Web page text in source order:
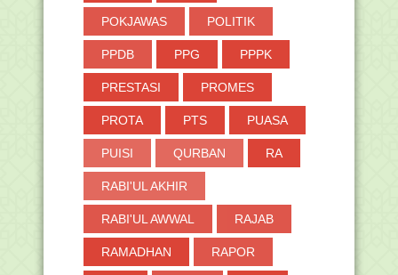
POKJAWAS POLITIK
PPDB PPG PPPK
PRESTASI PROMES
PROTA PTS PUASA
PUISI QURBAN RA
RABI'UL AKHIR
RABI'UL AWWAL RAJAB
RAMADHAN RAPOR